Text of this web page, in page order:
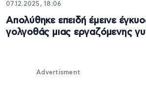
07.12.2025, 18:06
Απολύθηκε επειδή έμεινε
γολγοθάς μιας εργαζόμενης
Advertisment